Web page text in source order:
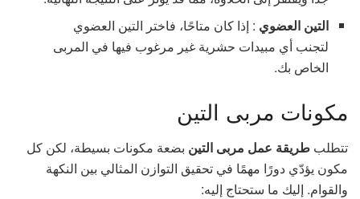
التين العضوي : إذا كان متاحًا، فاختر التين العضوي
لتجنب أي مبيدات حشرية غير مرغوب فيها في المربى
الخاص بك.
مكونات مربى التين
تتطلب طريقة عمل مربى التين بضعة مكونات بسيطة، لكن كل
مكون يؤدّي دورًا مهمًا في تحقيق التوازن المثالي بين النكهة
والقوام. إليك ما ستحتاج إليه: